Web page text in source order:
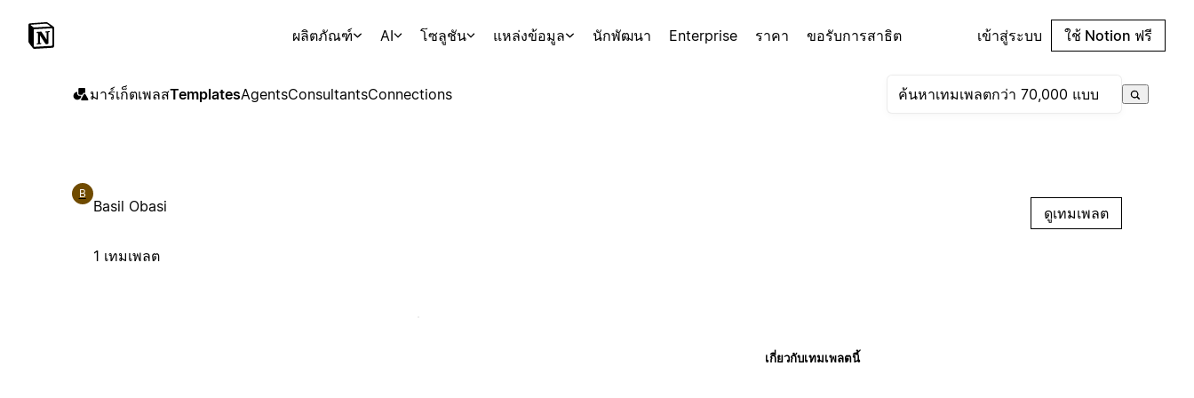
ผลิตภัณฑ์ AI โซลูชัน แหล่งข้อมูล นักพัฒนา Enterprise ราคา ขอรับการสาธิต เข้าสู่ระบบ ใช้ Notion ฟรี
มาร์เก็ตเพลสTemplatesAgentsConsultantsConnections
B
Basil Obasi
1 เทมเพลต
ดูเทมเพลต
เกี่ยวกับเทมเพลตนี้